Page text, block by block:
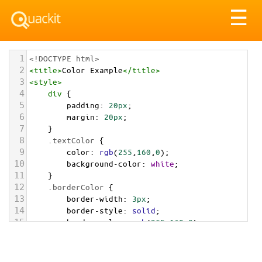
☰
1 <!DOCTYPE html>
2 <title>Color Example</title>
3 <style>
4 div {
5 padding: 20px;
6 margin: 20px;
7 }
8 .textColor {
9 color: rgb(255 160 0);
10 background-color: white;
11 }
12 .borderColor {
13 border-width: 3px;
14 border-style: solid;
15 border-color: rgb(255,160,0);